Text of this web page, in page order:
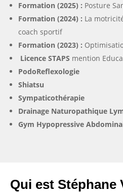
Formation (2025) : Posture
Formation (2024) : La
coach sportif
Formation (2023) :
Licence STAPS mention
PodoReflexologie
Shiatsu
Sympaticothérapie
Drainage Naturopathique
Gym Hypopressive
Qui est Stéphane